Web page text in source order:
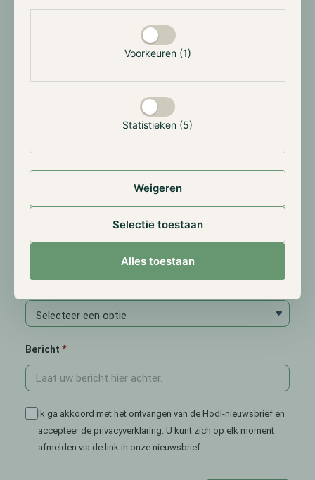
Voorkeuren (1)
Statistieken (5)
Weigeren
Selectie toestaan
Alles toestaan
Netherlands
Bericht
Ik ga akkoord met het ontvangen van de Hodl-nieuwsbrief en
accepteer de privacyverklaring. U kunt zich op elk moment
afmelden via de link in onze nieuwsbrief.